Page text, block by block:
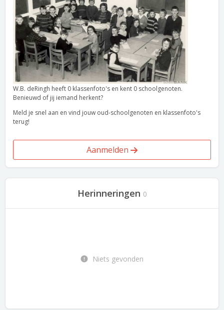
W.B. deRingh heeft 0 klassenfoto's en kent 0 schoolgenoten.
Benieuwd of jij iemand herkent?
Meld je snel aan en vind jouw oud-schoolgenoten en klassenfoto's
terug!
Aanmelden
Herinneringen 0
Niets gevonden